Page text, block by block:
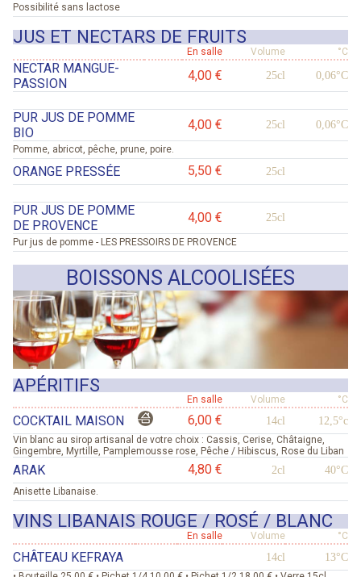
Possibilité sans lactose
JUS ET NECTARS DE FRUITS
En salle Volume °C
NECTAR MANGUE-
PASSION
4,00 € 25cl 0,06°C
PUR JUS DE POMME
BIO
4,00 € 25cl 0,06°C
Pomme, abricot, pêche, prune, poire.
ORANGE PRESSÉE 5,50 € 25cl
PUR JUS DE POMME
DE PROVENCE
4,00 € 25cl
Pur jus de pomme - LES PRESSOIRS DE PROVENCE
BOISSONS ALCOOLISÉES
APÉRITIFS
En salle Volume °C
COCKTAIL MAISON 6,00 € 14cl 12,5°c
Vin blanc au sirop artisanal de votre choix : Cassis, Cerise, Châtaigne,
Gingembre, Myrtille, Pamplemousse rose, Pêche / Hibiscus, Rose du Liban
ARAK 4,80 € 2cl 40°C
Anisette Libanaise.
VINS LIBANAIS ROUGE / ROSÉ / BLANC
En salle Volume °C
CHÂTEAU KEFRAYA 14cl 13°C